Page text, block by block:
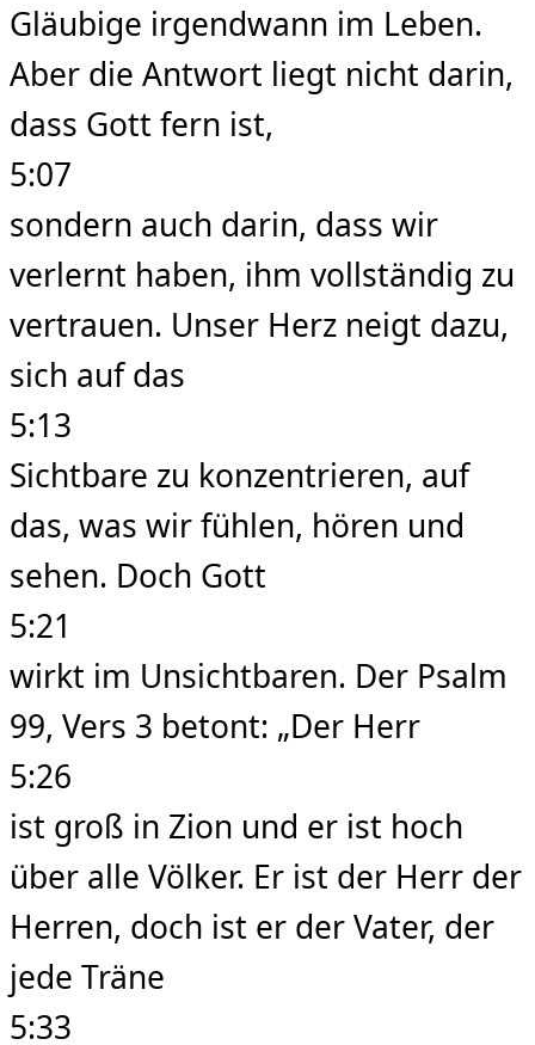
Gläubige irgendwann im Leben.
Aber die Antwort liegt nicht darin,
dass Gott fern ist,
5:07
sondern auch darin, dass wir
verlernt haben, ihm vollständig zu
vertrauen. Unser Herz neigt dazu,
sich auf das
5:13
Sichtbare zu konzentrieren, auf
das, was wir fühlen, hören und
sehen. Doch Gott
5:21
wirkt im Unsichtbaren. Der Psalm
99, Vers 3 betont: „Der Herr
5:26
ist groß in Zion und er ist hoch
über alle Völker. Er ist der Herr der
Herren, doch ist er der Vater, der
jede Träne
5:33